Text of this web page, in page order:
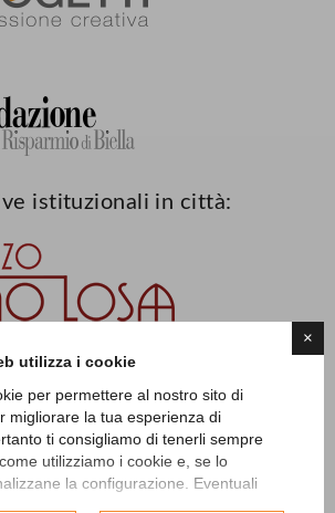
×
utilizza i cookie
per permettere al nostro sito di
migliorare la tua esperienza di
ti consigliamo di tenerli sempre
utilizziamo i cookie e, se lo
la configurazione. Eventuali
istituzionali in città: